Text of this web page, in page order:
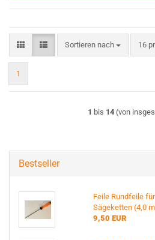
Sortieren nach
Sortieren nach 16
pro
1
1 bis 14 (von
Bestseller
Feile Rundfeile
Sägeketten (4,0
9,50 EUR